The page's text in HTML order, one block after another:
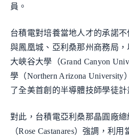
員。
台積電對培養當地人才的承諾
與鳳凰城、亞利桑那州商務局，
大峽谷大學（Grand Canyon
學（Northern Arizona
了全美首創的半導體技師學徒計
對此，台積電亞利桑那晶圓廠
（Rose Castanares）強調，利